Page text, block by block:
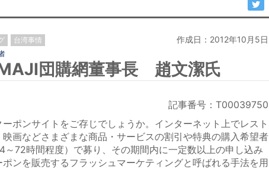
台湾事情 作成日：2012年10月5日
団購網董事長 趙文潔氏
記事番号：T00039750
ポンサイトをご存じでしょうか。インターネット上でレスト
画などさまざまな商品・サービスの割引や特典の購入希望者
～72時間程度）で募り、その期間内に一定数以上の申し込み
ンを販売するフラッシュマーケティングと呼ばれる手法を用